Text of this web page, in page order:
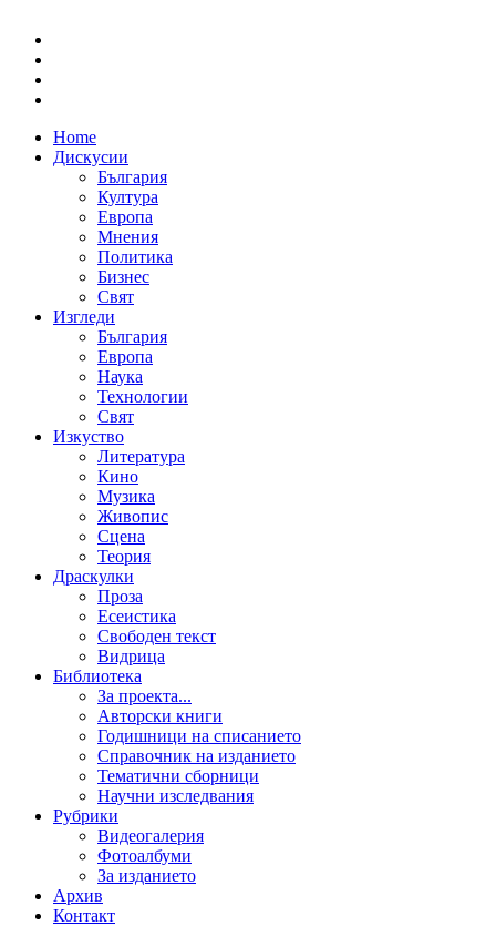
Home
Дискусии
България
Култура
Европа
Мнения
Политика
Бизнес
Свят
Изгледи
България
Европа
Наука
Технологии
Свят
Изкуство
Литература
Кино
Музика
Живопис
Сцена
Теория
Драскулки
Проза
Есеистика
Свободен текст
Видрица
Библиотека
За проекта...
Авторски книги
Годишници на списанието
Справочник на изданието
Тематични сборници
Научни изследвания
Рубрики
Видеогалерия
Фотоалбуми
За изданието
Архив
Контакт